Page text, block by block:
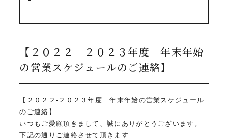
【２０２２‐２０２３年度 年末年始
の営業スケジュールのご連絡】
【２０２２‐２０２３年度 年末年始の営業スケジュール
のご連絡】
いつもご愛顧頂きまして、誠にありがとうございます。
下記の通りご連絡させて頂きます